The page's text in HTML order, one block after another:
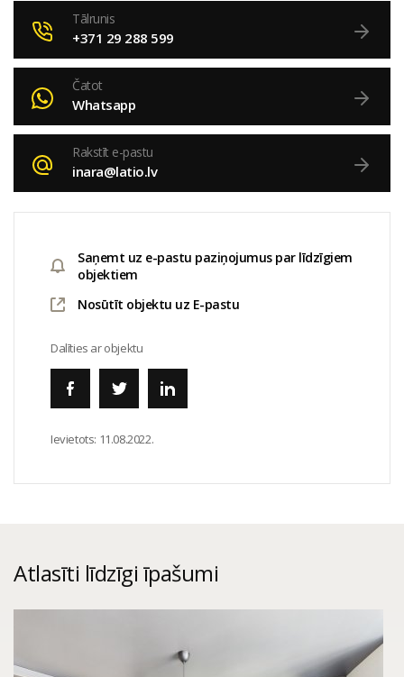
Tālrunis
+371 29 288 599
Čatot
Whatsapp
Rakstīt e-pastu
inara@latio.lv
Saņemt uz e-pastu paziņojumus par līdzīgiem
objektiem
Nosūtīt objektu uz E-pastu
Dalīties ar objektu
Ievietots: 11.08.2022.
Atlasīti līdzīgi īpašumi